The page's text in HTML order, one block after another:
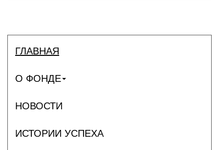
ГЛАВНАЯ
О ФОНДЕ
НОВОСТИ
ИСТОРИИ УСПЕХА